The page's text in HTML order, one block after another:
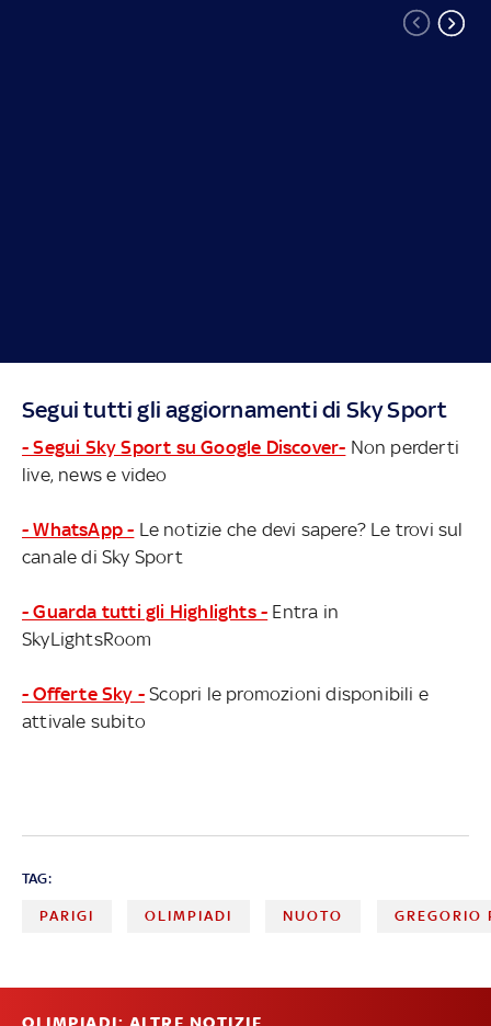
Segui tutti gli aggiornamenti di Sky Sport
- Segui Sky Sport su Google Discover- Non perderti
live, news e video
- WhatsApp - Le notizie che devi sapere? Le trovi sul
canale di Sky Sport
- Guarda tutti gli Highlights - Entra in
SkyLightsRoom
- Offerte Sky - Scopri le promozioni disponibili e
attivale subito
TAG:
PARIGI OLIMPIADI NUOTO GREGORIO